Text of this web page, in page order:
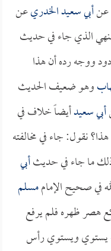
عنأبي سعيد الخدريعن
الذي جاء في حديث
ووجه رده أن هذا
وهو ضعيف الحديث
أبي سعيدأيضاً خلاف في
نقول: جاء في مخالفته
ما جاء في حديثأبي
في صحيح الإماممسلم
هصر ظهره فلم يرفع
يستوي ويستوي رأس